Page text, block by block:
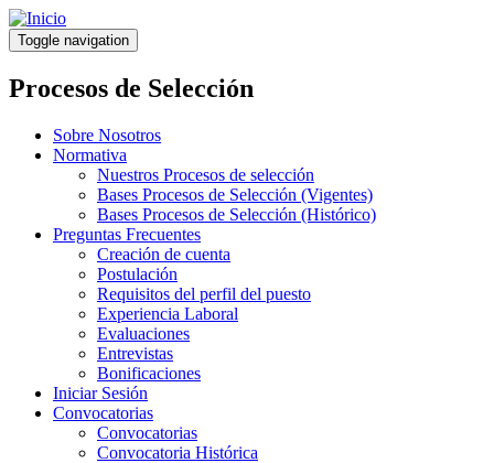
Pasar
al
contenido
principal
Toggle navigation
Procesos de Selección
Sobre Nosotros
Normativa
Nuestros Procesos de selección
Bases Procesos de Selección (Vigentes)
Bases Procesos de Selección (Histórico)
Preguntas Frecuentes
Creación de cuenta
Postulación
Requisitos del perfil del puesto
Experiencia Laboral
Evaluaciones
Entrevistas
Bonificaciones
Iniciar Sesión
Convocatorias
Convocatorias
Convocatoria Histórica